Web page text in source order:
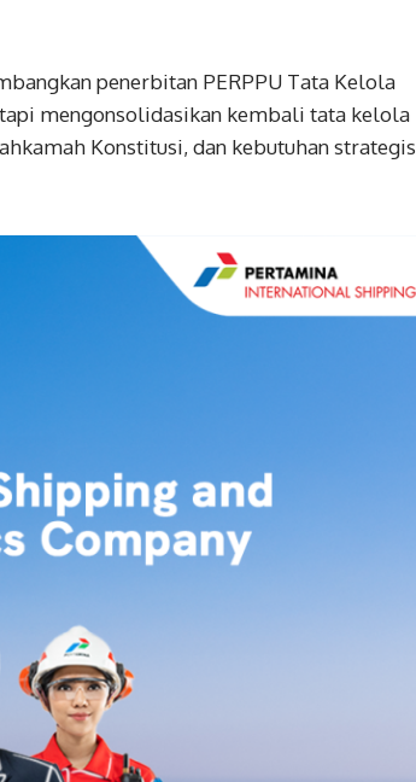
penerbitan PERPPU Tata Kelola
mengonsolidasikan kembali tata kelola
Konstitusi, dan kebutuhan strategis